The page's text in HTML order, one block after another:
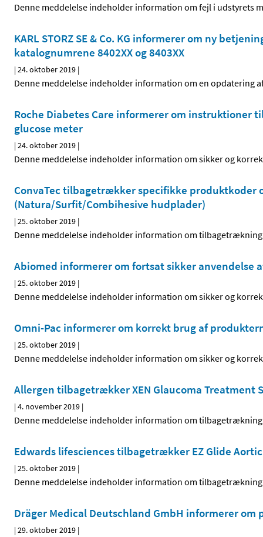
Denne meddelelse indeholder information om fejl i udstyrets
KARL STORZ SE & Co. KG informerer om ny
katalognumrene 8402XX og 8403XX
|24. oktober 2019 |
Denne meddelelse indeholder information om en opdatering
Roche Diabetes Care informerer om instruktioner
glucose meter
|24. oktober 2019 |
Denne meddelelse indeholder information om sikker og
ConvaTec tilbagetrækker specifikke produktkoder
(Natura/Surfit/Combihesive hudplader)
|25. oktober 2019 |
Denne meddelelse indeholder information om
Abiomed informerer om fortsat sikker anvendelse
|25. oktober 2019 |
Denne meddelelse indeholder information om sikker og
Omni-Pac informerer om korrekt brug af
|25. oktober 2019 |
Denne meddelelse indeholder information om sikker og
Allergen tilbagetrækker XEN Glaucoma Treatment
|4. november 2019 |
Denne meddelelse indeholder information om
Edwards lifesciences tilbagetrækker EZ Glide
|25. oktober 2019 |
Denne meddelelse indeholder information om
Dräger Medical Deutschland GmbH informerer om
|29. oktober 2019 |